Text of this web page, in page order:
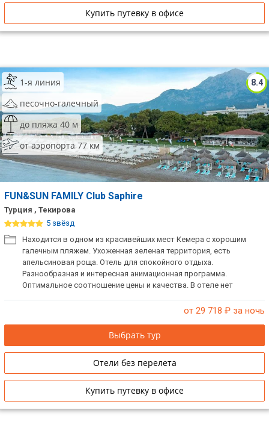
Купить путевку в офисе
8.4
1-я линия
песочно-галечный
до пляжа 40 м
от аэропорта 77 км
FUN&SUN FAMILY Club Saphire
Турция , Текирова
5 звёзд
Находится в одном из красивейших мест Кемера с хорошим
галечным пляжем. Ухоженная зеленая территория, есть
апельсиновая роща. Отель для спокойного отдыха.
Разнообразная и интересная анимационная программа.
Оптимальное соотношение цены и качества. В отеле нет
от 29 718 ₽ за ночь
Выбрать тур
Отели без перелета
Купить путевку в офисе
Сетевые отели Вьетнама
Сетевые отели Бали
Сетевые отели Сейшел
Сетевые отели Маврикия